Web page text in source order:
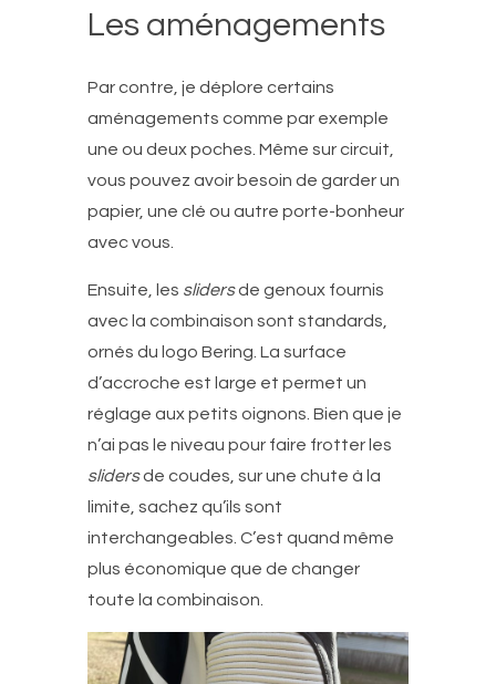
Les aménagements
Par contre, je déplore certains
aménagements comme par exemple
une ou deux poches. Même sur circuit,
vous pouvez avoir besoin de garder un
papier, une clé ou autre porte-bonheur
avec vous.
Ensuite, les slidersde genoux fournis
avec la combinaison sont standards,
ornés du logo Bering. La surface
d’accroche est large et permet un
réglage aux petits oignons. Bien que je
n’ai pas le niveau pour faire frotter les
slidersde coudes, sur une chute à la
limite, sachez qu’ils sont
interchangeables. C’est quand même
plus économique que de changer
toute la combinaison.